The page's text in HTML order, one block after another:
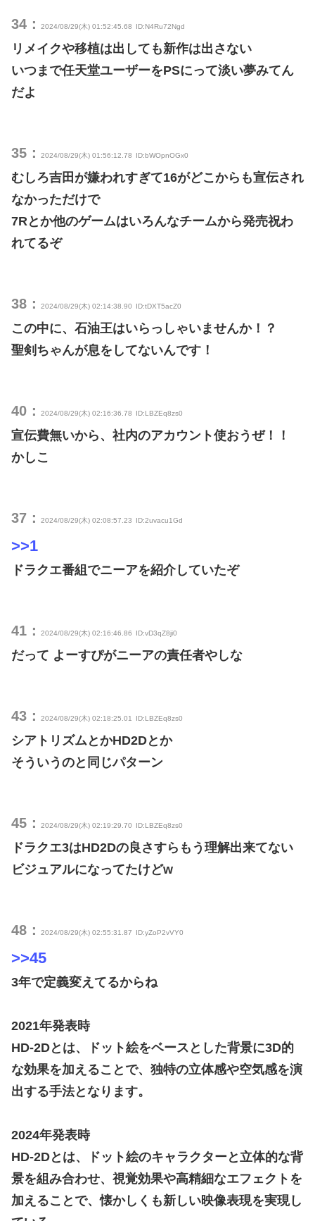
34： 2024/08/29(木) 01:52:45.68 ID:N4Ru72Ngd
リメイクや移植は出しても新作は出さない
いつまで任天堂ユーザーをPSにって淡い夢みてん
だよ
35： 2024/08/29(木) 01:56:12.78 ID:bWOpnOGx0
むしろ吉田が嫌われすぎて16がどこからも宣伝され
なかっただけで
7Rとか他のゲームはいろんなチームから発売祝わ
れてるぞ
38： 2024/08/29(木) 02:14:38.90 ID:tDXT5acZ0
この中に、石油王はいらっしゃいませんか！？
聖剣ちゃんが息をしてないんです！
40： 2024/08/29(木) 02:16:36.78 ID:LBZEq8zs0
宣伝費無いから、社内のアカウント使おうぜ！！
かしこ
37： 2024/08/29(木) 02:08:57.23 ID:2uvacu1Gd
>>1
ドラクエ番組でニーアを紹介していたぞ
41： 2024/08/29(木) 02:16:46.86 ID:vD3qZ8ji0
だって よーすぴがニーアの責任者やしな
43： 2024/08/29(木) 02:18:25.01 ID:LBZEq8zs0
シアトリズムとかHD2Dとか
そういうのと同じパターン
45： 2024/08/29(木) 02:19:29.70 ID:LBZEq8zs0
ドラクエ3はHD2Dの良さすらもう理解出来てない
ビジュアルになってたけどw
48： 2024/08/29(木) 02:55:31.87 ID:yZoP2vVY0
>>45
3年で定義変えてるからね
2021年発表時
HD-2Dとは、ドット絵をベースとした背景に3D的
な効果を加えることで、独特の立体感や空気感を演
出する手法となります。
2024年発表時
HD-2Dとは、ドット絵のキャラクターと立体的な背
景を組み合わせ、視覚効果や高精細なエフェクトを
加えることで、懐かしくも新しい映像表現を実現し